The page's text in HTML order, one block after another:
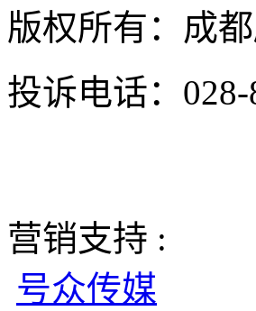
版权所有：成
投诉电话：
营销支持 :
号众传媒